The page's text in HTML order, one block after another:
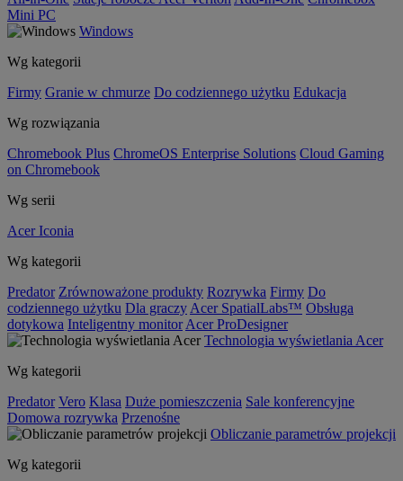
Mini PC
Windows
Wg kategorii
Firmy Granie w chmurze Do codziennego użytku Edukacja
Wg rozwiązania
Chromebook Plus ChromeOS Enterprise Solutions Cloud Gaming
on Chromebook
Wg serii
Acer Iconia
Wg kategorii
Predator Zrównoważone produkty Rozrywka Firmy Do
codziennego użytku Dla graczy Acer SpatialLabs™ Obsługa
dotykowa Inteligentny monitor Acer ProDesigner
Technologia wyświetlania Acer
Wg kategorii
Predator Vero Klasa Duże pomieszczenia Sale konferencyjne
Domowa rozrywka Przenośne
Obliczanie parametrów projekcji
Wg kategorii